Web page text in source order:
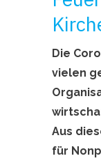
Die
vielen
Aus
für